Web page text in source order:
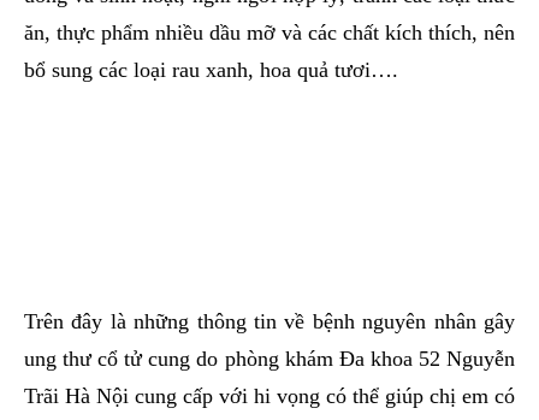
ăn, thực phẩm nhiều dầu mỡ và các chất kích thích, nên
bổ sung các loại rau xanh, hoa quả tươi….
Trên đây là những thông tin về bệnh nguyên nhân gây
ung thư cổ tử cung do phòng khám Đa khoa 52 Nguyễn
Trãi Hà Nội cung cấp với hi vọng có thể giúp chị em có